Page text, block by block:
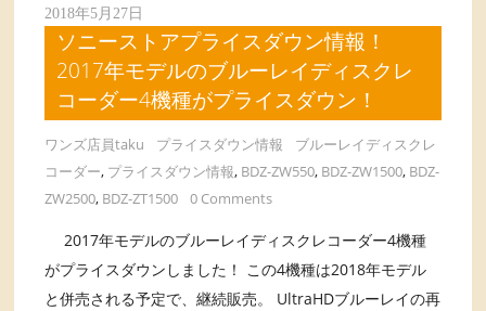
2018年5月27日
ソニーストアプライスダウン情報！
2017年モデルのブルーレイディスクレ
コーダー4機種がプライスダウン！
ワンズ店員taku プライスダウン情報
ブルーレイディスクレ
コーダー, プライスダウン情報, BDZ-ZW550, BDZ-ZW1500, BDZ-
ZW2500, BDZ-ZT1500 0 Comments
2017年モデルのブルーレイディスクレコーダー4機種
がプライスダウンしました！ この4機種は2018年モデル
と併売される予定で、継続販売。 UltraHDブルーレイの再